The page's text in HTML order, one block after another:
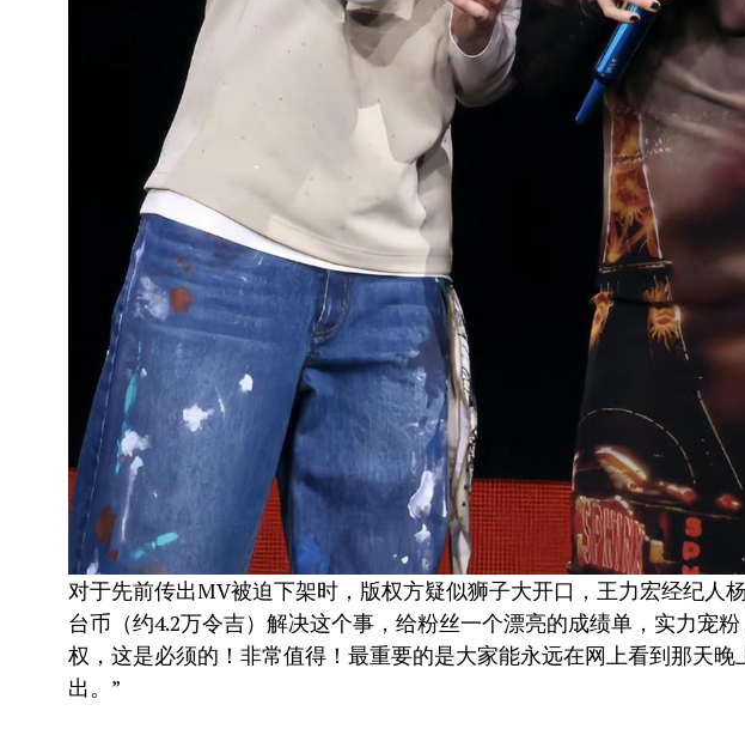
对于先前传出MV被迫下架时，版权方疑似狮子大开口，王力宏经纪人
台币（约4.2万令吉）解决这个事，给粉丝一个漂亮的成绩单，实力宠
权，这是必须的！非常值得！最重要的是大家能永远在网上看到那天晚
出。”